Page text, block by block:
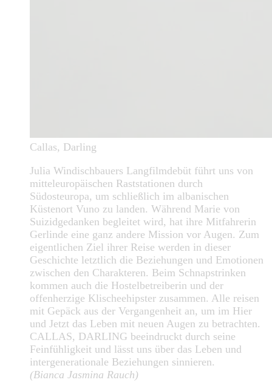
Callas, Darling
Julia Windischbauers Langfilmdebüt führt uns von
mitteleuropäischen Raststationen durch
Südosteuropa, um schließlich im albanischen
Küstenort Vuno zu landen. Während Marie von
Suizidgedanken begleitet wird, hat ihre Mitfahrerin
Gerlinde eine ganz andere Mission vor Augen. Zum
eigentlichen Ziel ihrer Reise werden in dieser
Geschichte letztlich die Beziehungen und Emotionen
zwischen den Charakteren. Beim Schnapstrinken
kommen auch die Hostelbetreiberin und der
offenherzige Klischeehipster zusammen. Alle reisen
mit Gepäck aus der Vergangenheit an, um im Hier
und Jetzt das Leben mit neuen Augen zu betrachten.
CALLAS, DARLING beeindruckt durch seine
Feinfühligkeit und lässt uns über das Leben und
intergenerationale Beziehungen sinnieren.
(Bianca Jasmina Rauch)